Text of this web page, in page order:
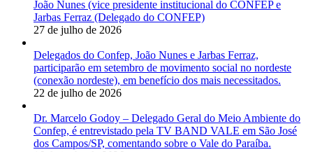
João Nunes (vice presidente institucional do CONFEP e
Jarbas Ferraz (Delegado do CONFEP)
27 de julho de 2026
Delegados do Confep, João Nunes e Jarbas Ferraz,
participarão em setembro de movimento social no nordeste
(conexão nordeste), em benefício dos mais necessitados.
22 de julho de 2026
Dr. Marcelo Godoy – Delegado Geral do Meio Ambiente do
Confep, é entrevistado pela TV BAND VALE em São José
dos Campos/SP, comentando sobre o Vale do Paraíba.